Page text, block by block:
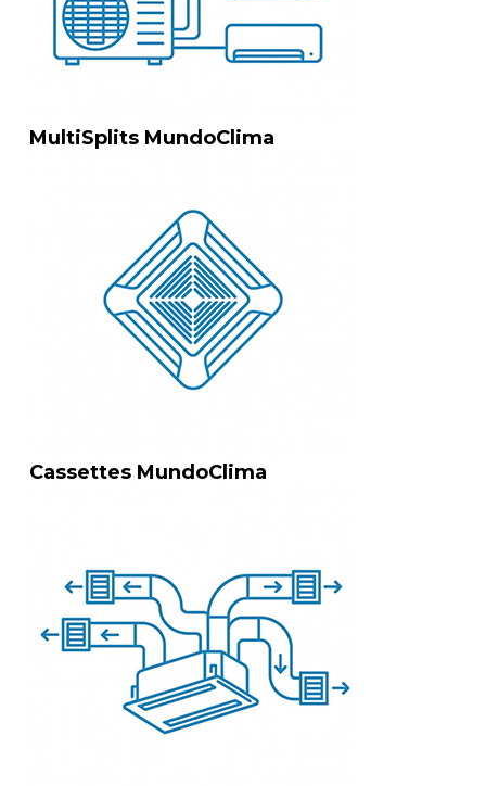
MultiSplits MundoClima
Cassettes MundoClima